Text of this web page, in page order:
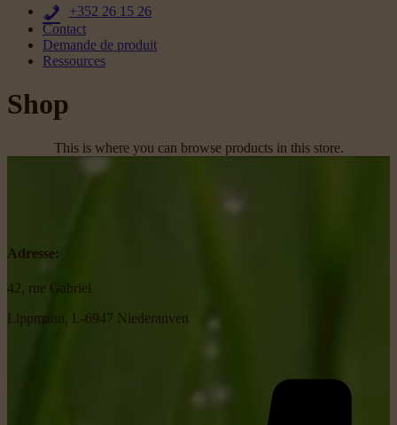
+352 26 15 26
Contact
Demande de produit
Ressources
Shop
This is where you can browse products in this store.
Adresse:
42, rue Gabriel
Lippmann, L-6947 Niederanven